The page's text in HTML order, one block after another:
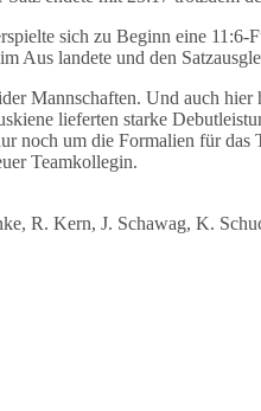
sich zu Beginn eine
Aus landete und den
Mannschaften. Und auch
lieferten starke
noch um die Formalien für
Teamkollegin.
R. Kern, J. Schawag, K.